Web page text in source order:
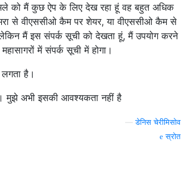
को मैं कुछ ऐप के लिए देख रहा हूं वह बहुत अधिक
से वीएससीओ कैम पर शेयर, या वीएससीओ कैम से
मैं इस संपर्क सूची को देखता हूं, मैं उपयोग करने
में संपर्क सूची में होगा।
लगता है।
मुझे अभी इसकी आवश्यकता नहीं है
—डेनिस चेरीमिसोव
स्रोत